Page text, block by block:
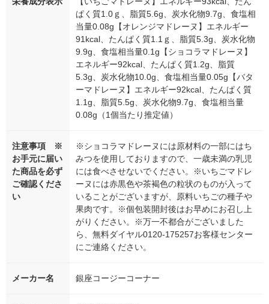
ぱく質1.0ｇ、脂質5.6g、炭水化物9.7g、食塩相
当量0.08g【オレンジマドレーヌ】エネルギー
91kcal、たんぱく質1.1ｇ、脂質5.3g、炭水化物
9.9g、食塩相当量0.1g【ショコラマドレーヌ】
エネルギー92kcal、たんぱく質1.2g、脂質
5.3g、炭水化物10.0g、食塩相当量0.05g【バタ
ーマドレーヌ】エネルギー92kcal、たんぱく質
1.1g、脂質5.5g、炭水化物9.7g、食塩相当量
0.08g（1個当たり推定値）
注意事項 ※
お手元に届い
た商品を必ず
ご確認くださ
い
※ショコラマドレーヌには原材料の一部にはち
みつを使用しておりますので、一歳未満の乳児
には食べさせないでください。※いちごマドレ
ーヌには赤黒色や茶褐色の粒状のものが入って
いることがございますが、原料いちごの種子や
果肉です。※個包装開封後はお早めにお召し上
がりください。※万一不都合がございました
ら、無料ダイヤル0120-175257お客様センター
にご連絡ください。
メーカー名 銀座コージーコーナー